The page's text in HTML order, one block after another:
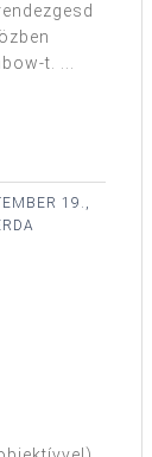
t. ...
19.,